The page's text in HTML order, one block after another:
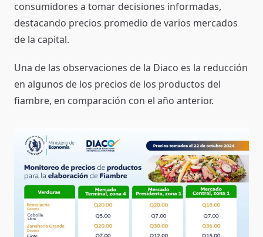
consumidores a tomar decisiones informadas,
destacando precios promedio de varios mercados
de la capital.
Una de las observaciones de la Diaco es la reducción
en algunos de los precios de los productos del
fiambre, en comparación con el año anterior.